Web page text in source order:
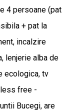
4 persoane (pat
+ pat la
incalzire
lenjerie alba de
ecologica, tv
free -
Bucegi, are